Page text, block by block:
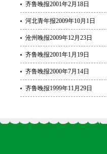
齐鲁晚报2001年2月18日
河北青年报2009年10月1日
沧州晚报2009年12月23日
齐鲁晚报2001年1月19日
齐鲁晚报2000年7月14日
齐鲁晚报1999年11月29日